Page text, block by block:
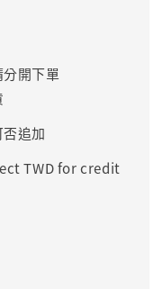
開下單
追加
TWD for credit